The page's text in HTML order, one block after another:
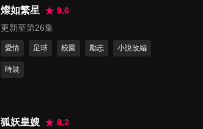
45
燦如繁星
9.6
更新至第26集
愛情 足球 校園 勵志 小說改編
時裝
狐妖皇嫂
8.2